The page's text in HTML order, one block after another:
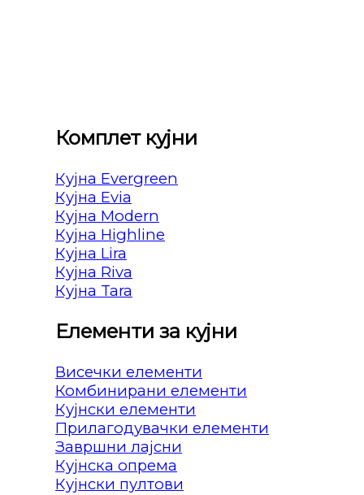
Комплет кујни
Кујна Evergreen
Кујна Evia
Кујна Modern
Кујна Highline
Кујна Lira
Кујна Riva
Кујна Tara
Елементи за кујни
Висечки елементи
Комбинирани елементи
Кујнски елементи
Прилагодувачки елементи
Завршни лајсни
Кујнска опрема
Кујнски пултови